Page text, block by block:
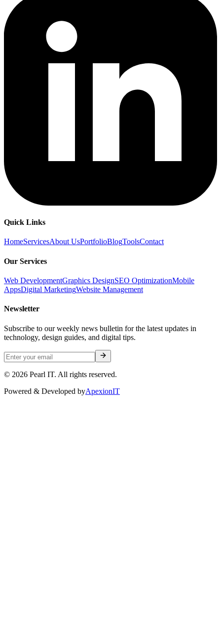
Quick Links
HomeServicesAbout UsPortfolioBlogToolsContact
Our Services
Web DevelopmentGraphics DesignSEO OptimizationMobile
AppsDigital MarketingWebsite Management
Newsletter
Subscribe to our weekly news bulletin for the latest updates in
technology, design guides, and digital tips.
© 2026 Pearl IT. All rights reserved.
Powered & Developed byApexionIT